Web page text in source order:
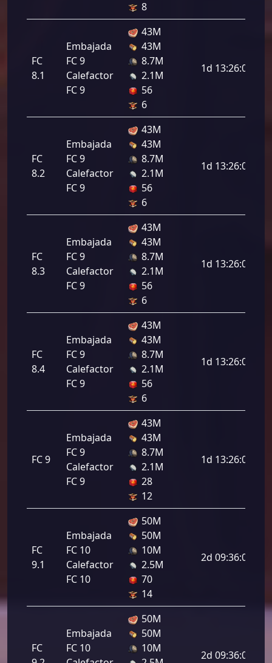
8
FC
8.1
Embajada
FC 9
Calefactor
FC 9
43M
43M
8.7M
2.1M
56
6
1d 13:26:00
FC
8.2
Embajada
FC 9
Calefactor
FC 9
43M
43M
8.7M
2.1M
56
6
1d 13:26:00
FC
8.3
Embajada
FC 9
Calefactor
FC 9
43M
43M
8.7M
2.1M
56
6
1d 13:26:00
FC
8.4
Embajada
FC 9
Calefactor
FC 9
43M
43M
8.7M
2.1M
56
6
1d 13:26:00
FC 9
Embajada
FC 9
Calefactor
FC 9
43M
43M
8.7M
2.1M
28
12
1d 13:26:00
FC
9.1
Embajada
FC 10
Calefactor
FC 10
50M
50M
10M
2.5M
70
14
2d 09:36:00
FC
Embajada
FC 10
50M
50M
10M
2d 09:36:00